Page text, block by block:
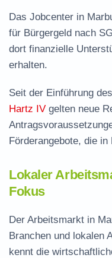
Das Jobcenter in
für Bürgergeld nach
dort finanzielle
erhalten.
Seit der Einführung des
Hartz IV gelten neue
Förderangebote, die
Lokaler
Fokus
Der Arbeitsmarkt in
Branchen und lokalen
kennt die